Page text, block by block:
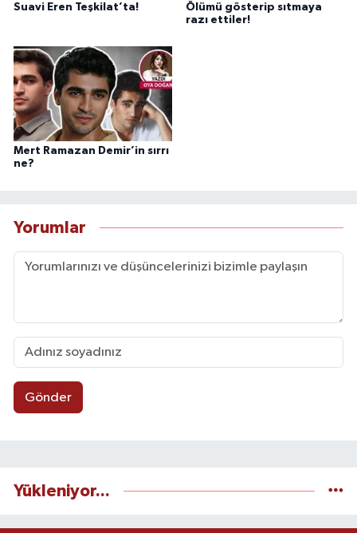
Suavi Eren Teşkilat’ta!
Ölümü gösterip sıtmaya
razı ettiler!
Mert Ramazan Demir’in sırrı
ne?
Yorumlar
Gönder
Yükleniyor...